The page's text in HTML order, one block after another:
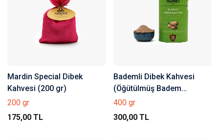
Mardin Special Dibek
Kahvesi (200 gr)
200 gr
175,00 TL
Bademli Dibek Kahvesi
(Öğütülmüş Badem
Parçacıklı)
400 gr
300,00 TL